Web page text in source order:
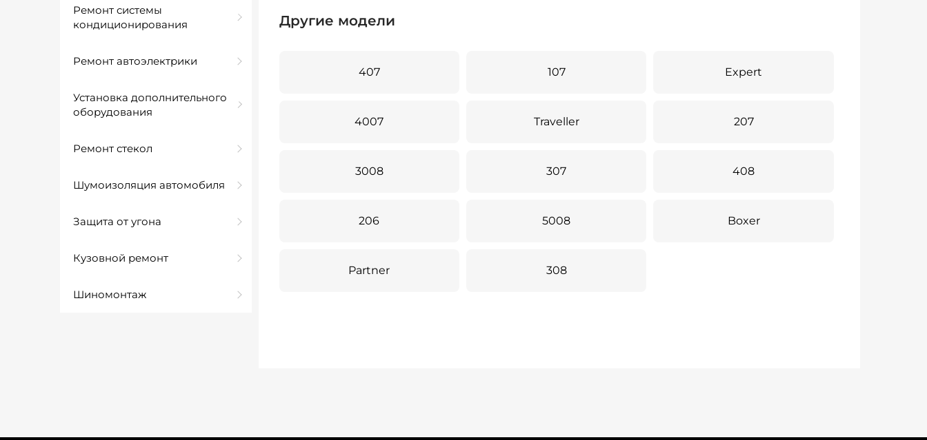
Ремонт системы
кондиционирования
Ремонт автоэлектрики
Установка дополнительного
оборудования
Ремонт стекол
Шумоизоляция автомобиля
Защита от угона
Кузовной ремонт
Шиномонтаж
Другие модели
407 107 Expert
4007 Traveller 207
3008 307 408
206 5008 Boxer
Partner 308